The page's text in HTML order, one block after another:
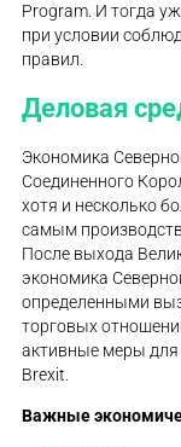
Program. И тогда
при условии
правил.
Деловая
Экономика
Соединенного
хотя и несколько
самым
После выхода
экономика
определенными
торговых
активные меры для
Brexit.
Важные